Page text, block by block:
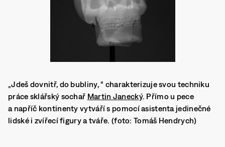
„Jdeš dovnitř, do bubliny, “ charakterizuje svou techniku
práce sklářský sochař Martin Janecký. Přímo u pece
a napříč kontinenty vytváří s pomocí asistenta jedinečné
lidské i zvířecí figury a tváře. (foto: Tomáš Hendrych)